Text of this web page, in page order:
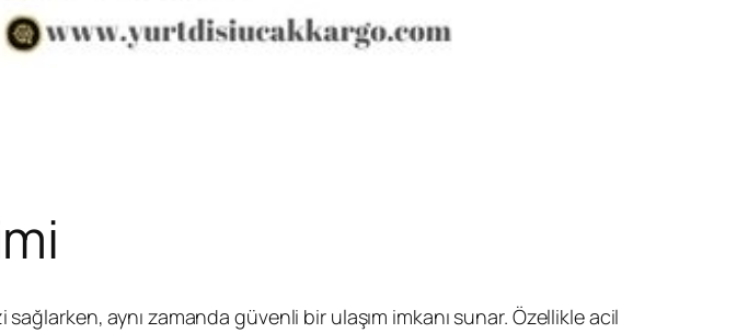
aynı zamanda güvenli bir ulaşım imkanı sunar. Özellikle acil